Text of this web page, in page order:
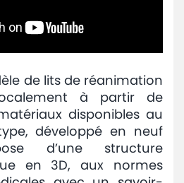
de lits de réanimation
à partir de
disponibles au
développé en neuf
d’une structure
en 3D, aux normes